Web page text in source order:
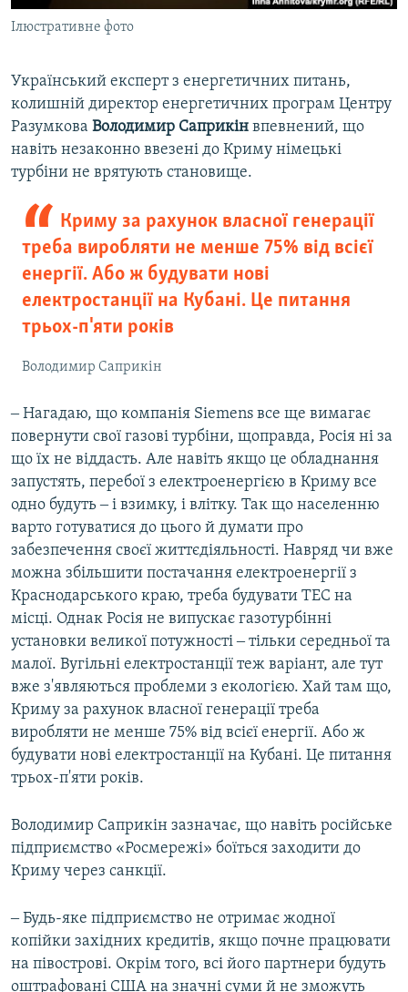
Ілюстративне фото
Український експерт з енергетичних питань,
колишній директор енергетичних програм Центру
Разумкова Володимир Саприкін впевнений, що
навіть незаконно ввезені до Криму німецькі
турбіни не врятують становище.
Криму за рахунок власної генерації
треба виробляти не менше 75% від всієї
енергії. Або ж будувати нові
електростанції на Кубані. Це питання
трьох-п'яти років
Володимир Саприкін
‒ Нагадаю, що компанія Siemens все ще вимагає
повернути свої газові турбіни, щоправда, Росія ні за
що їх не віддасть. Але навіть якщо це обладнання
запустять, перебої з електроенергією в Криму все
одно будуть ‒ і взимку, і влітку. Так що населенню
варто готуватися до цього й думати про
забезпечення своєї життєдіяльності. Навряд чи вже
можна збільшити постачання електроенергії з
Краснодарського краю, треба будувати ТЕС на
місці. Однак Росія не випускає газотурбінні
установки великої потужності ‒ тільки середньої та
малої. Вугільні електростанції теж варіант, але тут
вже з'являються проблеми з екологією. Хай там що,
Криму за рахунок власної генерації треба
виробляти не менше 75% від всієї енергії. Або ж
будувати нові електростанції на Кубані. Це питання
трьох-п'яти років.
Володимир Саприкін зазначає, що навіть російське
підприємство «Росмережі» боїться заходити до
Криму через санкції.
‒ Будь-яке підприємство не отримає жодної
копійки західних кредитів, якщо почне працювати
на півострові. Окрім того, всі його партнери будуть
оштрафовані США на значні суми й не зможуть